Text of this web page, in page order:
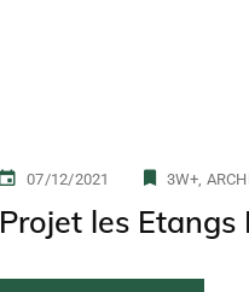
07/12/2021 3W+
Projet les Etangs